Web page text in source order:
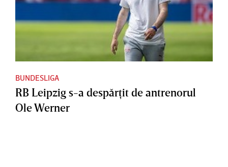
BUNDESLIGA
RB Leipzig s-a despărţit de antrenorul
Ole Werner